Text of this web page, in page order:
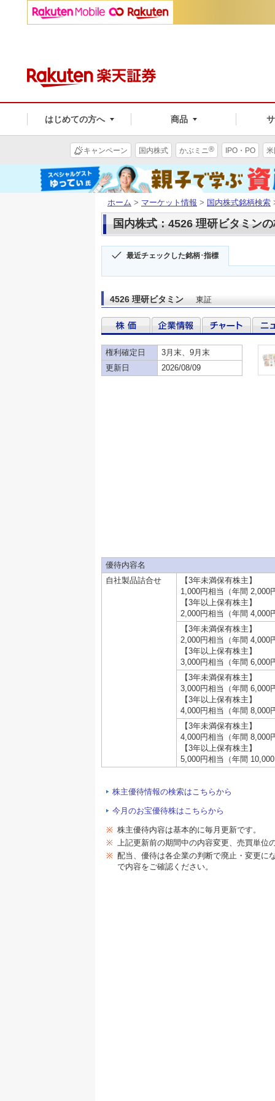
はじめての方へ 商品
キャンペーン 国内株式 かぶミニ® IPO・PO
ホーム > マーケット情報 > 国内株式銘柄検索
国内株式：4526 理研ビタミン
最近チェックした銘柄･指標
4526 理研ビタミン 東証
権利確定日
3月末、9月末
更新日
2026/08/09
優待内容名
自社製品詰合せ
【3年未満保有株主】
1,000円相当（年間 2,000
【3年以上保有株主】
2,000円相当（年間 4,000
【3年未満保有株主】
2,000円相当（年間 4,000
【3年以上保有株主】
3,000円相当（年間 6,000
【3年未満保有株主】
3,000円相当（年間 6,000
【3年以上保有株主】
4,000円相当（年間 8,000
【3年未満保有株主】
4,000円相当（年間 8,000
【3年以上保有株主】
5,000円相当（年間
株主優待情報の検索はこちらから
今月のお宝優待株はこちらから
※ 株主優待内容は基本的に毎月更新です。
※ 上記更新前の期間中の内容変更、売買単位
※ 配当、優待は各企業の判断で廃止・変更に
で内容をご確認ください。